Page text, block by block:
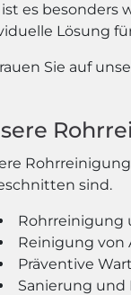
ist es besonders
Lösung
Sie auf
sind.
Rohrreinigung
Reinigung von
Präventive
Sanierung und